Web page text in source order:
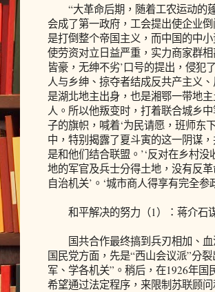
“大革命后期，随着工农运动的蓬
会成了第一政府，工会提出使企业
是打倒整个帝国主义，而中国的中
使劳资对立日益严重，实力商家群
皆豪，无绅不劣’口号的提出，侵犯
人与乡绅、掠夺者结成反共产主义
是湖北地主出身，也是湘鄂一带地
人。所以他叛变时，打着联合城乡
子的旗帜，喊着‘为民请愿，班师东
中，特别揭露了夏斗寅的这一阴谋
是和他们结合联盟。’‘反对在乡村
地的军官及兵士分得土地，没有反
自治机关’。‘城市商人得享有完全参
和平解决的努力（1）：蒋介石
国共合作最终搞到兵刃相加、血
国民党方面，先是“西山会议派”分
军、学各机关”。稍后，在1926年国
希望通过法定程序，来限制苏联顾